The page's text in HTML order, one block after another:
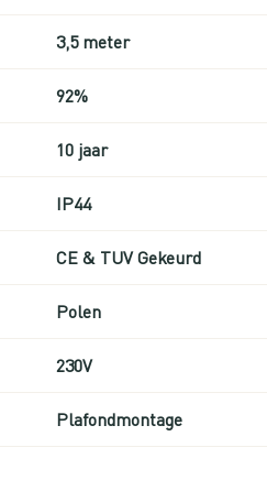
3,5 meter
92%
10 jaar
IP44
CE & TUV Gekeurd
Polen
230V
Plafondmontage